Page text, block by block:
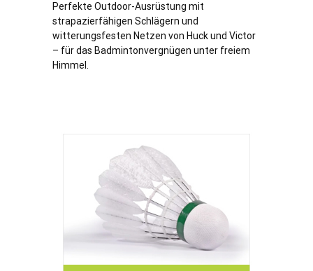
Perfekte Outdoor-Ausrüstung mit
strapazierfähigen Schlägern und
witterungsfesten Netzen von Huck und Victor
– für das Badmintonvergnügen unter freiem
Himmel.